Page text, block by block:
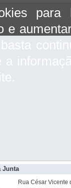
para
e
a
Junta
Rua César Vicente